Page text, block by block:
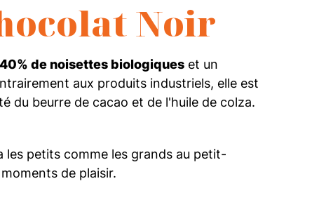
Noir
40% de noisettes biologiques et un
aux produits industriels, elle est
du beurre de cacao et de l'huile de colza.
petits comme les grands au petit-
de plaisir.